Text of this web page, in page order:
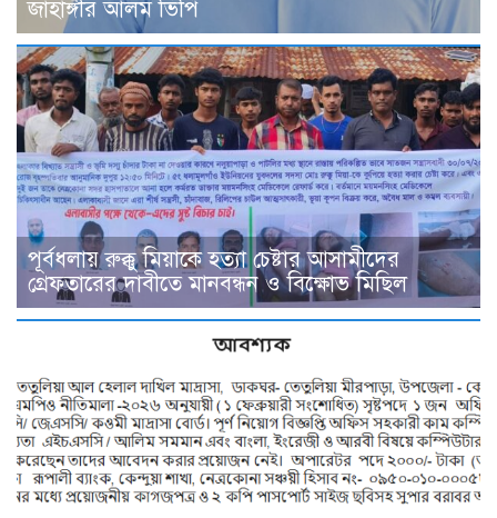
জাহাঙ্গীর আলম ভিপি
পূর্বধলায় রুক্কু মিয়াকে হত্যা চেষ্টার আসামীদের
গ্রেফতারের দাবীতে মানবন্ধন ও বিক্ষোভ মিছিল